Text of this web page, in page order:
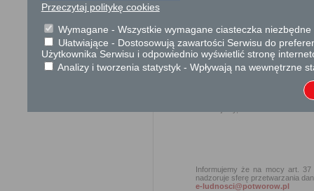
Ochrona danych osobowych
Klauzula informacyjna RODO
W związku z zapisami art. 13
kwietnia 2016 r. w sprawie
takich danych oraz uchylenia
Informujemy że na mocy art. 37
nadzoruje sferę przetwarzania
e-ludnosci@potworow.pl
Przeczytaj politykę cookies
Wymagane - Wszystkie wymagane ciasteczka
Ułatwiające - Dostosowują zawartości Serwisu do
Użytkownika Serwisu i odpowiednio wyświetlić stronę
Analizy i tworzenia statystyk - Wpływają na wewnętrzne